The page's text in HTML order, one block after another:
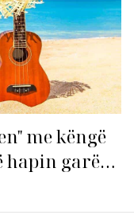
me këngë
garën